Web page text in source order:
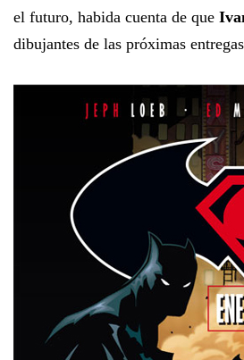
el futuro, habida cuenta de que
dibujantes de las próximas